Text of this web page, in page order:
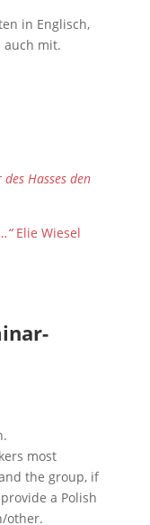
in Englisch,
auch mit.
Hasses den
Elie Wiesel
most
the group, if
a Polish
other.